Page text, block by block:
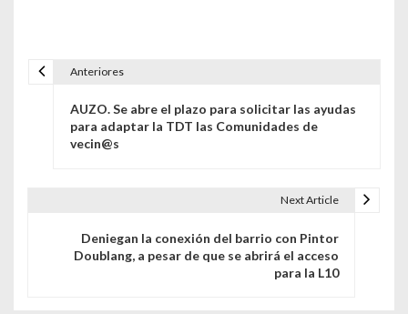
Anteriores
AUZO. Se abre el plazo para solicitar las ayudas
para adaptar la TDT las Comunidades de
vecin@s
Next Article
Deniegan la conexión del barrio con Pintor
Doublang, a pesar de que se abrirá el acceso
para la L10